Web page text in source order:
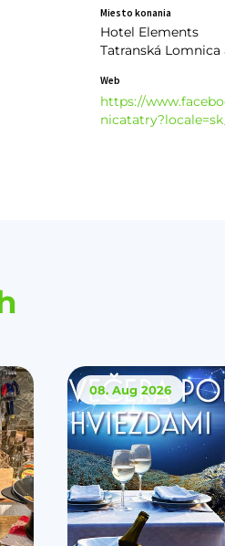
Miesto konania
Hotel Elements
Tatranská Lomnica
Web
https://
08. Aug2026